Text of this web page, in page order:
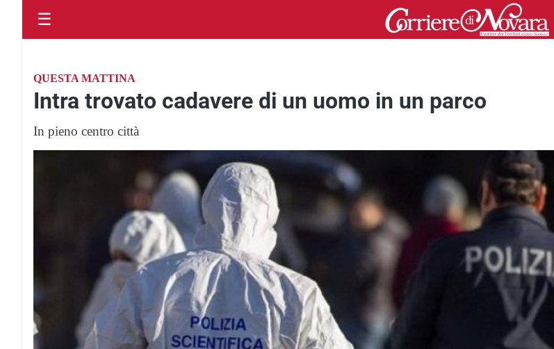
☰
QUESTA MATTINA
Intra trovato cadavere di un uomo in un parco
In pieno centro città